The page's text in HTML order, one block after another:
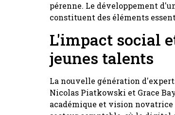
pérenne. Le développement
constituent des éléments
L'impact social
jeunes talents
La nouvelle génération
Nicolas Piatkowski et Grace
académique et vision